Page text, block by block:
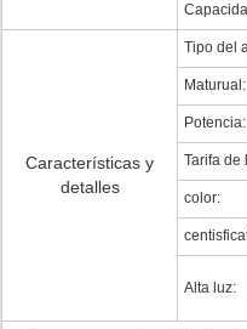
Características y
detalles
Tipo del
Maturual:
Potencia:
Tarifa de
color:
Alta luz: